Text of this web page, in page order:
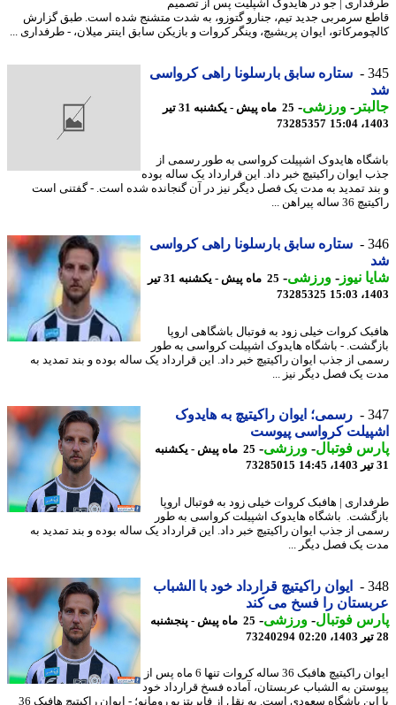
| جو در هایدوک اشپلیت پس از تصمیم
سرمربی جدید تیم، جنارو گتوزو، به شدت متشنج شده است. طبق گزارش
ایوان پریشیچ، وینگر کروات و بازیکن سابق اینتر میلان، - طرفداری ...
ستاره سابق بارسلونا راهی کرواسی
-ورزشی-
25 ماه پیش - یکشنبه 31 تیر
73285357
هایدوک اشپیلت کرواسی به طور رسمی از
ایوان راکیتیچ خبر داد. این قرارداد یک ساله بوده
تمدید به مدت یک فصل دیگر نیز در آن گنجانده شده است. - گفتنی است
پیراهن ...
ستاره سابق بارسلونا راهی کرواسی
نیوز-ورزشی-
25 ماه پیش - یکشنبه 31 تیر
73285325
کروات خیلی زود به فوتبال باشگاهی اروپا
- باشگاه هایدوک اشپیلت کرواسی به طور
از جذب ایوان راکیتیچ خبر داد. این قرارداد یک ساله بوده و بند تمدید به
یک فصل دیگر نیز ...
رسمی؛ ایوان راکیتیچ به هایدوک
کرواسی پیوست
فوتبال-ورزشی-
25 ماه پیش - یکشنبه
73285015
| هافبک کروات خیلی زود به فوتبال اروپا
باشگاه هایدوک اشپیلت کرواسی به طور
از جذب ایوان راکیتیچ خبر داد. این قرارداد یک ساله بوده و بند تمدید به
یک فصل دیگر ...
ایوان راکیتیچ قرارداد خود با الشباب
را فسخ می کند
فوتبال-ورزشی-
25 ماه پیش - پنجشنبه
73240294
ایوان راکیتیچ هافبک 36 ساله کروات تنها 6 ماه پس از
به الشباب عربستان، آماده فسخ قرارداد خود
با این باشگاه سعودی است. به نقل از فابریتزیو رومانو؛ - ایوان راکیتیچ هافبک 36